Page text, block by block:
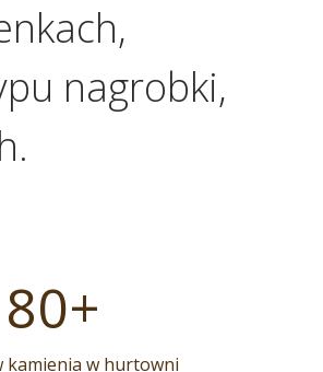
nagrobki,
80+
kamienia w hurtowni